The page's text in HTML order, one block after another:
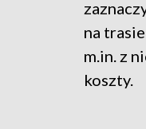
na
m.in. z
koszty.